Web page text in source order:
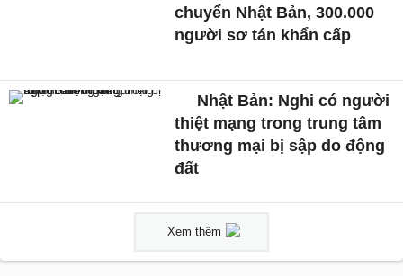
chuyển Nhật Bản, 300.000
người sơ tán khẩn cấp
Nhật Bản: Nghi có người
thiệt mạng trong trung tâm
thương mại bị sập do động
đất
Xem thêm